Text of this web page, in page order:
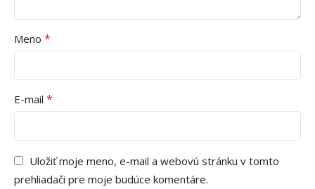
Meno *
E-mail *
Uložiť moje meno, e-mail a webovú stránku v tomto
prehliadači pre moje budúce komentáre.